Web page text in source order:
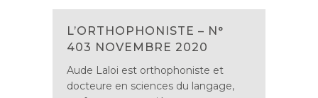
L’ORTHOPHONISTE – N°
403 NOVEMBRE 2020
Aude Laloi est orthophoniste et
docteure en sciences du langage,